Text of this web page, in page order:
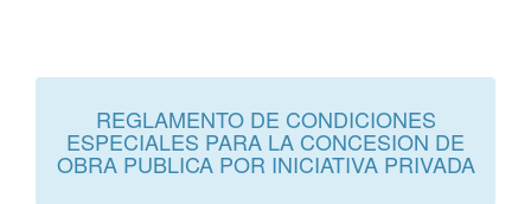
REGLAMENTO DE CONDICIONES
ESPECIALES PARA LA CONCESION DE
OBRA PUBLICA POR INICIATIVA PRIVADA